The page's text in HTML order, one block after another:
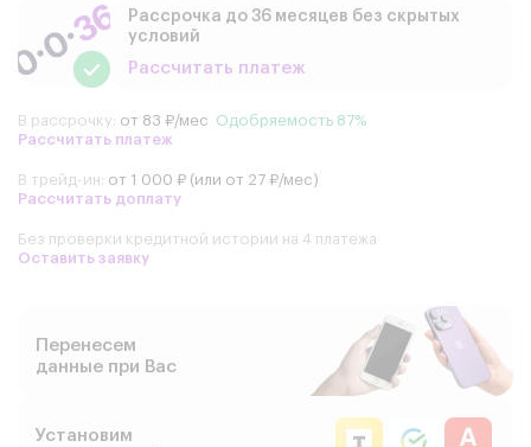
Рассрочка до 36 месяцев без скрытых
условий
Рассчитать платеж
В рассрочку: от 83 ₽/мес Одобряемость 87%
Рассчитать платеж
В трейд-ин: от 1 000 ₽ (или от 27 ₽/мес)
Рассчитать доплату
Без проверки кредитной истории на 4 платежа
Оставить заявку
Перенесем
данные при Вас
Установим